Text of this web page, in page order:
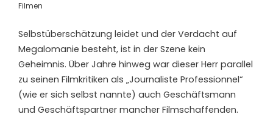
Filmen
Selbstüberschätzung leidet und der Verdacht auf
Megalomanie besteht, ist in der Szene kein
Geheimnis. Über Jahre hinweg war dieser Herr parallel
zu seinen Filmkritiken als „Journaliste Professionnel“
(wie er sich selbst nannte) auch Geschäftsmann
und Geschäftspartner mancher Filmschaffenden.